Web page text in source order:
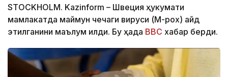
STOCKHOLM. Kazinform – Швеция ҳукумати
мамлакатда маймун чечаги вируси (M-pox) қайд
этилганини маълум қилди. Бу ҳақда BBC хабар берди.